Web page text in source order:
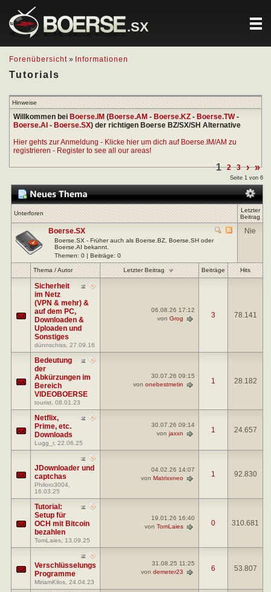
.SX
Forenübersicht » Informationen
Tutorials
Hinweise
Willkommen bei Boerse.IM (Boerse.AM - Boerse.KZ - Boerse.TW-
Boerse.AI - Boerse.SX) der richtigen Boerse BZ/SX/SH Alternative
Hier gehts zur Anmeldung - Klicke hier um dich auf Boerse.IM/AM zu
registrieren - Register to see all our areas!
1 2 3 › »
Seite 1 von 6
Unterforen
Letzter
Beitrag
Boerse.SX
Boerse.SX - Früher auch als Boerse.BZ, Boerse.SH oder
Boerse.AI bekannt.
Themen: 0 | Beiträge: 0
Nie
Thema/Autor Letzter Beitrag Beiträge Hits
Sicherheit
im Netz
(VPN & mehr) &
auf dem PC,
Downloaden &
Uploaden und
Sonstiges
dünnschiss , 27.09.16
06.08.26 17:12
von Grog 3 78.141
Bedeutung
der
Abkürzungen im
Bereich
VIDEOBOERSE
tourist , 08.01.23
30.07.26 09:15
von onebestmetin 1 28.182
Netflix,
Prime, etc.
Downloads
Lugg_r, 22.06.25
30.07.26 09:14
von jaxxn 1 24.657
JDownloader und
captchas
Philoro3004
16.03.25
04.02.26 14:07
von Matrixxneo 1 92.830
Tutorial:
Setup für
OCH mit Bitcoin
bezahlen
TomLaies , 13.09.25
19.01.26 16:40
von TomLaies 0 310.681
Verschlüsselungs
Programme
MiriamKilos , 24.04.23
31.08.25 11:25
von demeter23 6 53.807